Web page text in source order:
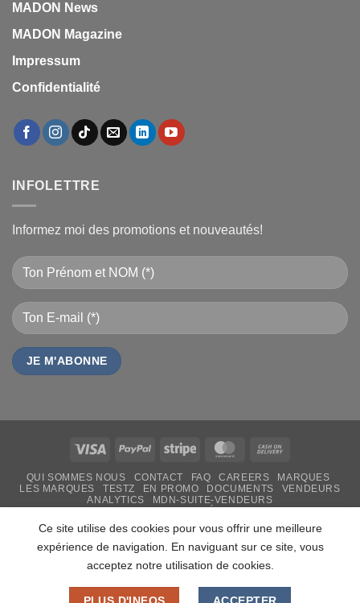
MADON News
MADON Magazine
Impressum
Confidentialité
INFOLETTRE
Informez moi des promotions et nouveautés!
Visa PayPal Stripe MasterCard
Delivery
QUI SOMMES NOUS CONTACT FAQ CAREERS
MARQUES
LES MARQUES
TESTZ EN PROMO DOCUMENTS
VENDEURS
ANALYTICS
MDN-SUITE-VENDEURS
FÊTE DES MÈRES 31 MAI 2026 CAMEROUN
PASS LIVRAISON & SERVICE
Copyright 2026 © MADON DEV
Ce site utilise des cookies pour vous offrir une meilleure
expérience de navigation. En naviguant sur ce site, vous
acceptez notre utilisation de cookies.